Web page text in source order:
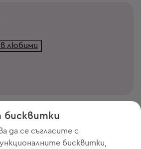
любими
бисквитки
да се съгласите с
бисквитки,